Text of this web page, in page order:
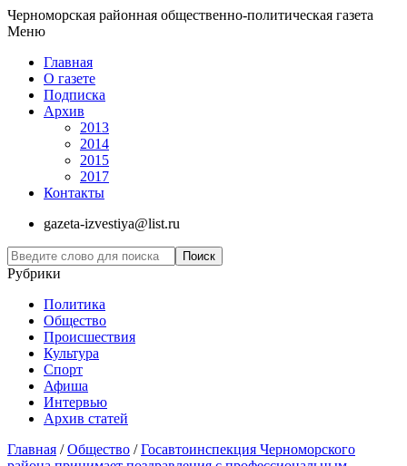
Черноморская районная общественно-политическая газета
Меню
Главная
О газете
Подписка
Архив
2013
2014
2015
2017
Контакты
gazeta-izvestiya@list.ru
Рубрики
Политика
Общество
Проиcшествия
Культура
Спорт
Афиша
Интервью
Архив статей
Главная /Общество /Госавтоинспекция Черноморского